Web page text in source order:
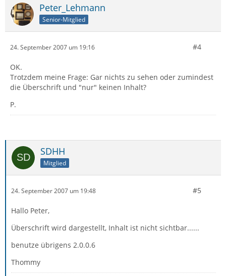
Peter_Lehmann
Senior-Mitglied
24. September 2007 um 19:16 #4
OK.
Trotzdem meine Frage: Gar nichts zu sehen oder zumindest
die Überschrift und "nur" keinen Inhalt?
P.
SDHH
Mitglied
24. September 2007 um 19:48 #5
Hallo Peter,
Überschrift wird dargestellt, Inhalt ist nicht sichtbar......
benutze übrigens 2.0.0.6
Thommy